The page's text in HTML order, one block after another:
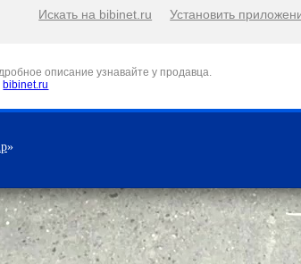
Искать на bibinet.ru Установить
описание узнавайте у продавца.
bibinet.ru
»